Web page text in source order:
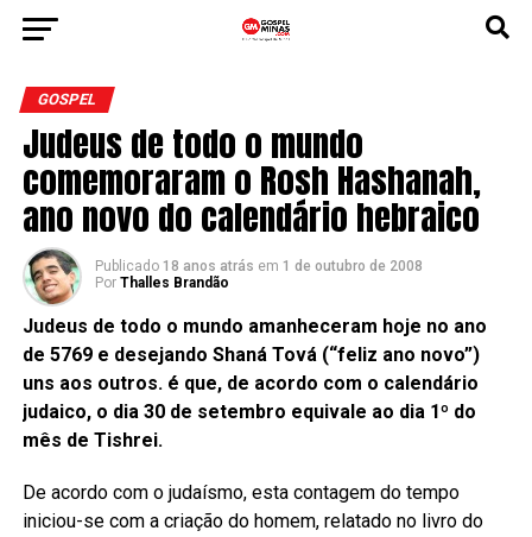
GOSPEL
Judeus de todo o mundo
comemoraram o Rosh Hashanah,
ano novo do calendário hebraico
Publicado 18 anos atrás em 1 de outubro de 2008
Por Thalles Brandão
Judeus de todo o mundo amanheceram hoje no ano
de 5769 e desejando Shaná Tová (“feliz ano novo”)
uns aos outros. é que, de acordo com o calendário
judaico, o dia 30 de setembro equivale ao dia 1º do
mês de Tishrei.
De acordo com o judaísmo, esta contagem do tempo
iniciou-se com a criação do homem, relatado no livro do